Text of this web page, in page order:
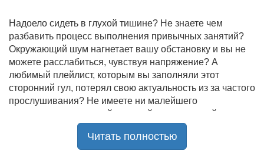
Надоело сидеть в глухой тишине? Не знаете чем
разбавить процесс выполнения привычных занятий?
Окружающий шум нагнетает вашу обстановку и вы не
можете расслабиться, чувствуя напряжение? А
любимый плейлист, которым вы заполняли этот
сторонний гул, потерял свою актуальность из за частого
прослушивания? Не имеете ни малейшего
представления, где найти новый качественный контент
на замену старому? В таком случае вы обратились по
Читать полностью